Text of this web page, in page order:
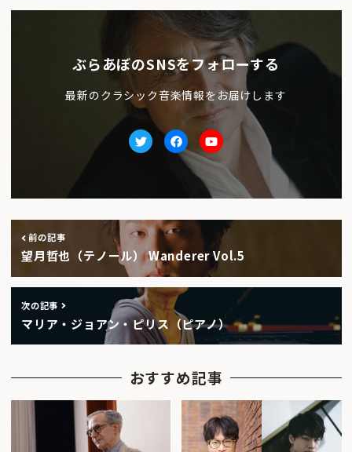
ぶらあぼのSNSをフォローする
最新のクラシック音楽情報をお届けします
TwitterfacebookYoutube
前の記事
望月哲也（テノール） Wanderer Vol.5
次の記事
マリア・ジョアン・ピリス（ピアノ）
おすすめ記事